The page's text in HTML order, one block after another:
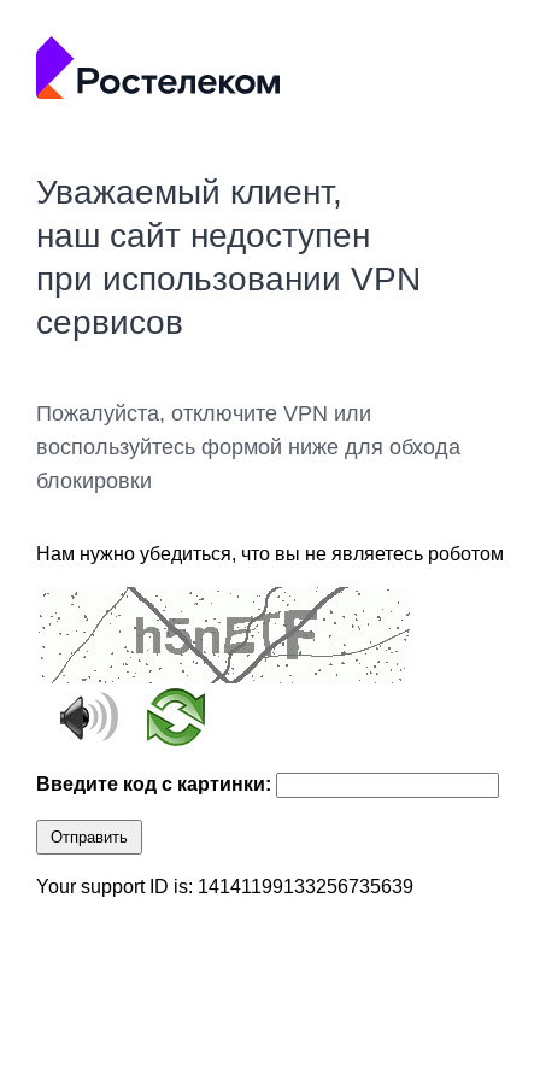
Уважаемый клиент,
наш сайт недоступен
при использовании VPN
сервисов
Пожалуйста, отключите VPN или
воспользуйтесь формой ниже для обхода
блокировки
Нам нужно убедиться, что вы не являетесь роботом
Введите код с картинки:
Отправить
Your support ID is: 14141199133256735639